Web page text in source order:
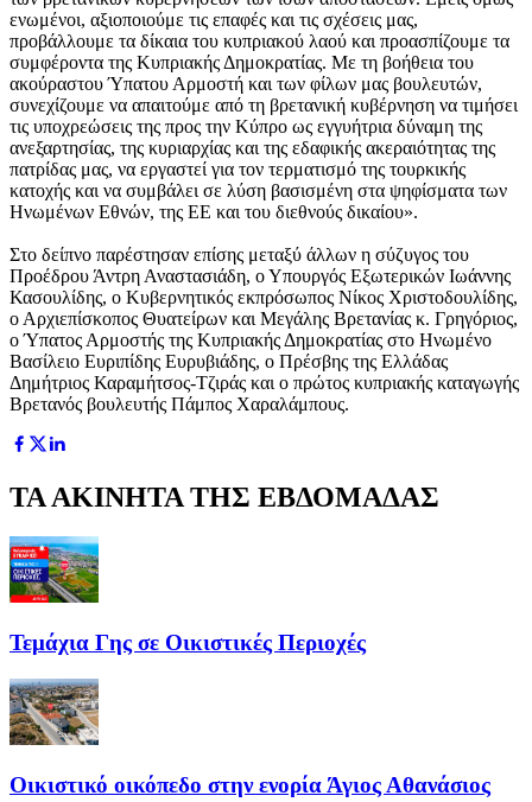
ενωμένοι, αξιοποιούμε τις επαφές και τις σχέσεις μας,
προβάλλουμε τα δίκαια του κυπριακού λαού και προασπίζουμε τα
συμφέροντα της Κυπριακής Δημοκρατίας. Με τη βοήθεια του
ακούραστου Ύπατου Αρμοστή και των φίλων μας βουλευτών,
συνεχίζουμε να απαιτούμε από τη βρετανική κυβέρνηση να τιμήσει
τις υποχρεώσεις της προς την Κύπρο ως εγγυήτρια δύναμη της
ανεξαρτησίας, της κυριαρχίας και της εδαφικής ακεραιότητας της
πατρίδας μας, να εργαστεί για τον τερματισμό της τουρκικής
κατοχής και να συμβάλει σε λύση βασισμένη στα ψηφίσματα των
Ηνωμένων Εθνών, της ΕΕ και του διεθνούς δικαίου».
Στο δείπνο παρέστησαν επίσης μεταξύ άλλων η σύζυγος του
Προέδρου Άντρη Αναστασιάδη, ο Υπουργός Εξωτερικών Ιωάννης
Κασουλίδης, ο Κυβερνητικός εκπρόσωπος Νίκος Χριστοδουλίδης,
ο Αρχιεπίσκοπος Θυατείρων και Μεγάλης Βρετανίας κ. Γρηγόριος,
ο Ύπατος Αρμοστής της Κυπριακής Δημοκρατίας στο Ηνωμένο
Βασίλειο Ευριπίδης Ευρυβιάδης, ο Πρέσβης της Ελλάδας
Δημήτριος Καραμήτσος-Τζιράς και ο πρώτος κυπριακής καταγωγής
Βρετανός βουλευτής Πάμπος Χαραλάμπους.
ΤΑ ΑΚΙΝΗΤΑ ΤΗΣ ΕΒΔΟΜΑΔΑΣ
Τεμάχια Γης σε Οικιστικές Περιοχές
Οικιστικό οικόπεδο στην ενορία Άγιος Αθανάσιος